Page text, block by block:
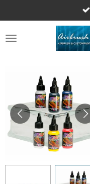
direct
naar